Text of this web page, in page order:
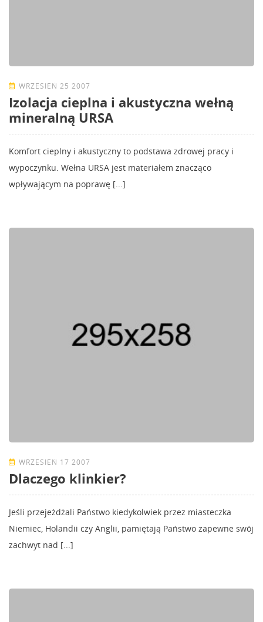
WRZESIEŃ 25 2007
Izolacja cieplna i akustyczna wełną
mineralną URSA
Komfort cieplny i akustyczny to podstawa zdrowej pracy i
wypoczynku. Wełna URSA jest materiałem znacząco
wpływającym na poprawę [...]
WRZESIEŃ 17 2007
Dlaczego klinkier?
Jeśli przejeżdżali Państwo kiedykolwiek przez miasteczka
Niemiec, Holandii czy Anglii, pamiętają Państwo zapewne swój
zachwyt nad [...]